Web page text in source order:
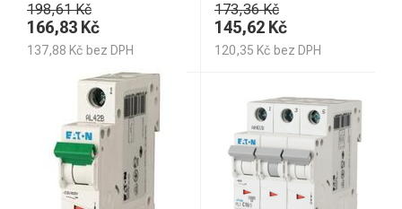
198,61 Kč
166,83 Kč
137,88 Kč bez DPH
173,36 Kč
145,62 Kč
120,35 Kč bez DPH